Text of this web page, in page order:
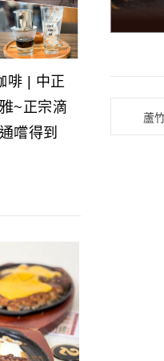
啡 | 中正
~正宗滴
嚐得到